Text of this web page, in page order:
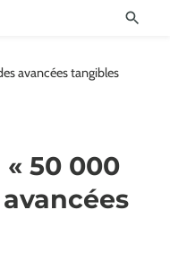
avancées tangibles
50 000